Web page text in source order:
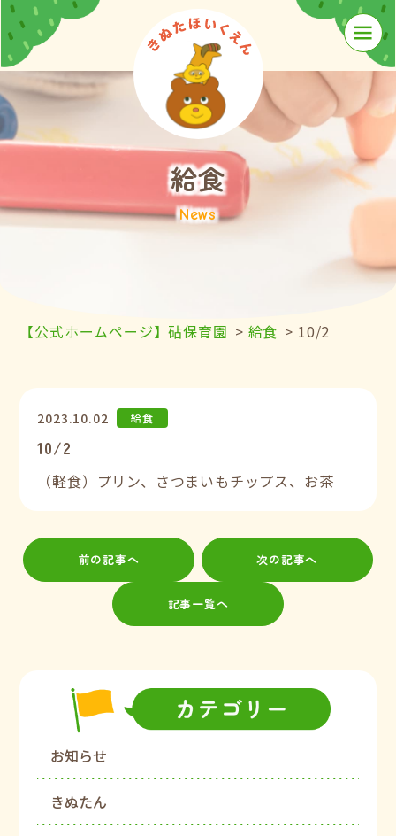
≡
給食
News
【公式ホームページ】砧保育園 > 給食 > 10/2
2023.10.02 給食
10/2
（軽食）プリン、さつまいもチップス、お茶
前の記事へ
記事一覧へ
次の記事へ
お知らせ
きぬたん